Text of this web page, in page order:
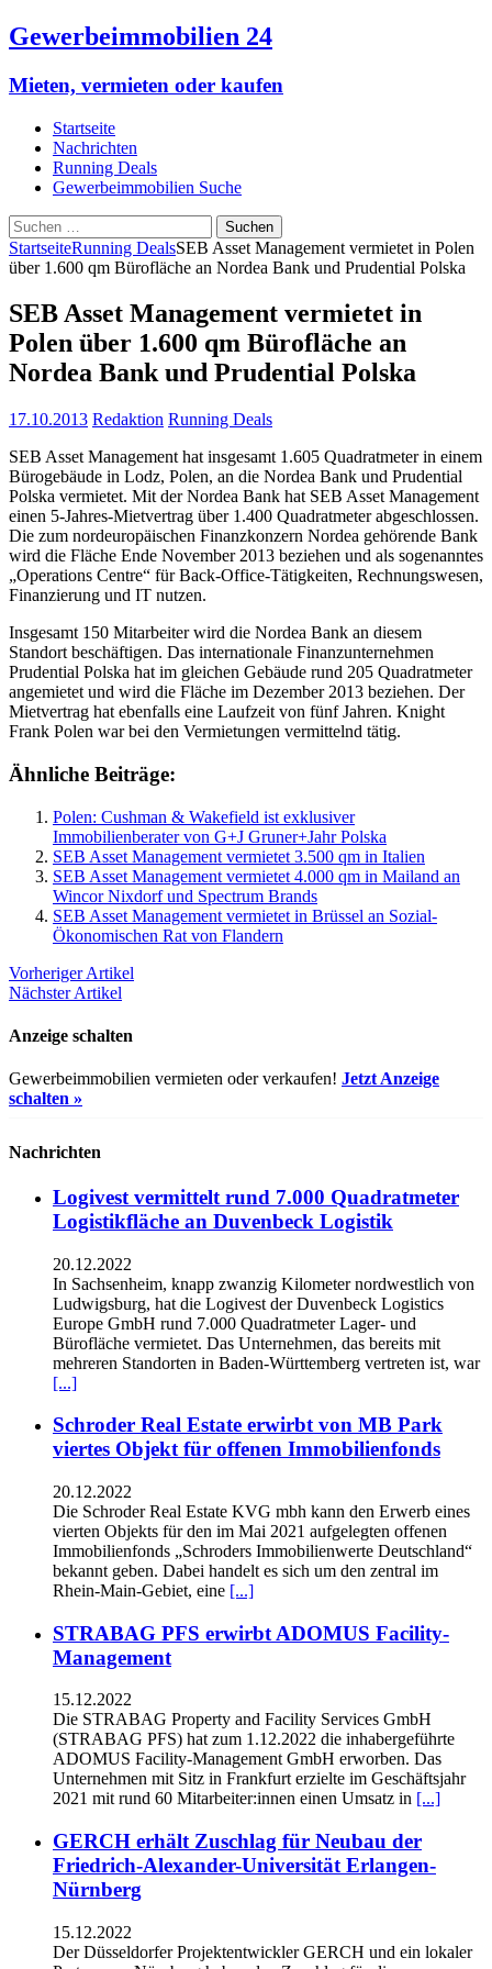
Gewerbeimmobilien 24
Mieten, vermieten oder kaufen
Startseite
Nachrichten
Running Deals
Gewerbeimmobilien Suche
Suchen
nach:
StartseiteRunning DealsSEB Asset Management vermietet in Polen
über 1.600 qm Bürofläche an Nordea Bank und Prudential Polska
SEB Asset Management vermietet in
Polen über 1.600 qm Bürofläche an
Nordea Bank und Prudential Polska
17.10.2013 Redaktion Running Deals
SEB Asset Management hat insgesamt 1.605 Quadratmeter in einem
Bürogebäude in Lodz, Polen, an die Nordea Bank und Prudential
Polska vermietet. Mit der Nordea Bank hat SEB Asset Management
einen 5-Jahres-Mietvertrag über 1.400 Quadratmeter abgeschlossen.
Die zum nordeuropäischen Finanzkonzern Nordea gehörende Bank
wird die Fläche Ende November 2013 beziehen und als sogenanntes
„Operations Centre“ für Back-Office-Tätigkeiten, Rechnungswesen,
Finanzierung und IT nutzen.
Insgesamt 150 Mitarbeiter wird die Nordea Bank an diesem
Standort beschäftigen. Das internationale Finanzunternehmen
Prudential Polska hat im gleichen Gebäude rund 205 Quadratmeter
angemietet und wird die Fläche im Dezember 2013 beziehen. Der
Mietvertrag hat ebenfalls eine Laufzeit von fünf Jahren. Knight
Frank Polen war bei den Vermietungen vermittelnd tätig.
Ähnliche Beiträge:
Polen: Cushman & Wakefield ist exklusiver
Immobilienberater von G+J Gruner+Jahr Polska
SEB Asset Management vermietet 3.500 qm in Italien
SEB Asset Management vermietet 4.000 qm in Mailand an
Wincor Nixdorf und Spectrum Brands
SEB Asset Management vermietet in Brüssel an Sozial-
Ökonomischen Rat von Flandern
Vorheriger Artikel
Nächster Artikel
Anzeige schalten
Gewerbeimmobilien vermieten oder verkaufen! Jetzt Anzeige
schalten »
Nachrichten
Logivest vermittelt rund 7.000 Quadratmeter
Logistikfläche an Duvenbeck Logistik
20.12.2022
In Sachsenheim, knapp zwanzig Kilometer nordwestlich von
Ludwigsburg, hat die Logivest der Duvenbeck Logistics
Europe GmbH rund 7.000 Quadratmeter Lager- und
Bürofläche vermietet. Das Unternehmen, das bereits mit
mehreren Standorten in Baden-Württemberg vertreten ist, war
[...]
Schroder Real Estate erwirbt von MB Park
viertes Objekt für offenen Immobilienfonds
20.12.2022
Die Schroder Real Estate KVG mbh kann den Erwerb eines
vierten Objekts für den im Mai 2021 aufgelegten offenen
Immobilienfonds „Schroders Immobilienwerte Deutschland“
bekannt geben. Dabei handelt es sich um den zentral im
Rhein-Main-Gebiet, eine [...]
STRABAG PFS erwirbt ADOMUS Facility-
Management
15.12.2022
Die STRABAG Property and Facility Services GmbH
(STRABAG PFS) hat zum 1.12.2022 die inhabergeführte
ADOMUS Facility-Management GmbH erworben. Das
Unternehmen mit Sitz in Frankfurt erzielte im Geschäftsjahr
2021 mit rund 60 Mitarbeiter:innen einen Umsatz in [...]
GERCH erhält Zuschlag für Neubau der
Friedrich-Alexander-Universität Erlangen-
Nürnberg
15.12.2022
Der Düsseldorfer Projektentwickler GERCH und ein lokaler